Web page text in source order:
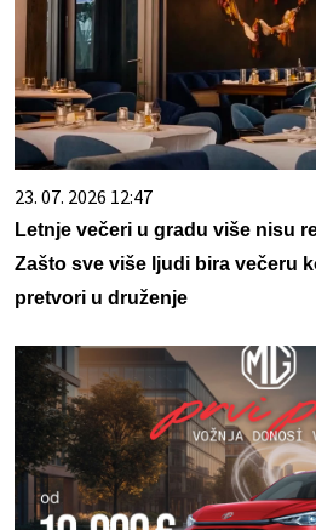
23. 07. 2026 12:47
Letnje večeri u gradu više nisu
Zašto sve više ljudi bira večeru
pretvori u druženje